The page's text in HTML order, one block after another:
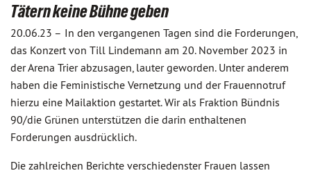
Tätern keine Bühne geben
20.06.23 – In den vergangenen Tagen sind die Forderungen,
das Konzert von Till Lindemann am 20. November 2023 in
der Arena Trier abzusagen, lauter geworden. Unter anderem
haben die Feministische Vernetzung und der Frauennotruf
hierzu eine Mailaktion gestartet. Wir als Fraktion Bündnis
90/die Grünen unterstützen die darin enthaltenen
Forderungen ausdrücklich.
Die zahlreichen Berichte verschiedenster Frauen lassen